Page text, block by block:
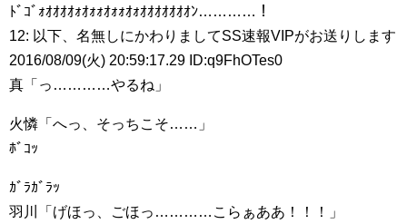
ﾄﾞｺﾞｫｵｵｵｵｫｵｫｫｵｫｫｵｫｵｵｵｵｵｵｵﾝ…………！
12: 以下、名無しにかわりましてSS速報VIPがお送りします
2016/08/09(火) 20:59:17.29 ID:q9FhOTes0
真「っ…………やるね」
火憐「へっ、そっちこそ……」
ﾎﾞｺｯ
ｶﾞﾗｶﾞﾗｯ
羽川「げほっ、ごほっ…………こらぁああ！！！」